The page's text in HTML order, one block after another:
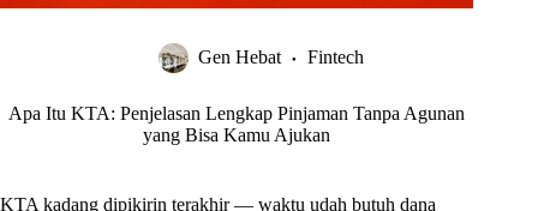
Gen Hebat Fintech
Apa Itu KTA: Penjelasan Lengkap Pinjaman Tanpa Agunan
yang Bisa Kamu Ajukan
KTA kadang dipikirin terakhir — waktu udah butuh dana